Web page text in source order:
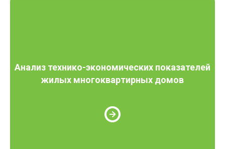
Анализ технико-экономических показателей
жилых многоквартирных домов